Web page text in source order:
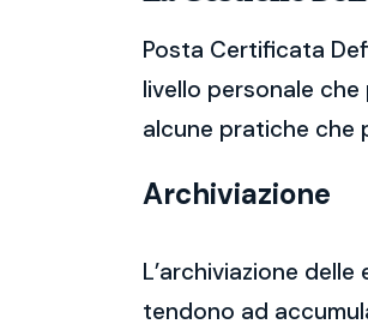
Posta Certificata
livello personale
alcune pratiche che
Archiviazione
L’archiviazione
tendono ad